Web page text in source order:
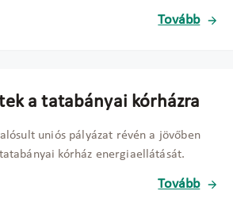
Tovább
a tatabányai kórházra
uniós pályázat révén a jövőben
kórház energiaellátását.
Tovább